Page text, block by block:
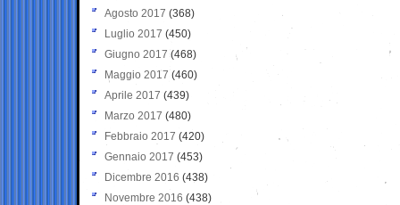
Agosto 2017 (368)
Luglio 2017 (450)
Giugno 2017 (468)
Maggio 2017 (460)
Aprile 2017 (439)
Marzo 2017 (480)
Febbraio 2017 (420)
Gennaio 2017 (453)
Dicembre 2016 (438)
Novembre 2016 (438)